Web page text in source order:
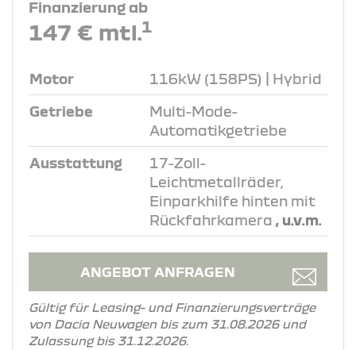
Finanzierung ab
147 € mtl.1
Motor 116kW (158PS) | Hybrid
Getriebe
Multi-Mode-
Automatikgetriebe
Ausstattung
17-Zoll-
Leichtmetallräder,
Einparkhilfe hinten mit
Rückfahrkamera , u.v.m.
ANGEBOT ANFRAGEN
Gültig für Leasing- und Finanzierungsverträge
von Dacia Neuwagen bis zum 31.08.2026 und
Zulassung bis 31.12.2026.